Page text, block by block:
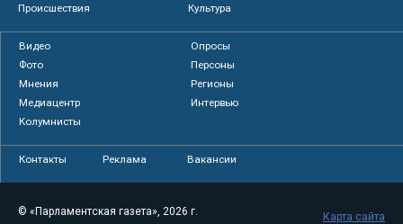
Происшествия
Культура
Видео
Опросы
Фото
Персоны
Мнения
Регионы
Медиацентр
Интервью
Колумнисты
Контакты Реклама Вакансии
© «Парламентская газета», 2026 г.
Карта сайта